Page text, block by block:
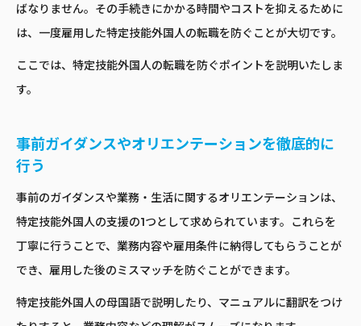
ばなりません。その手続きにかかる時間やコストを抑えるために
は、一度雇用した特定技能外国人の転職を防ぐことが大切です。
ここでは、特定技能外国人の転職を防ぐポイントを説明いたしま
す。
事前ガイダンスやオリエンテーションを徹底的に
行う
事前のガイダンスや業務・生活に関するオリエンテーションは、
特定技能外国人の支援の1つとして求められています。これらを
丁寧に行うことで、業務内容や雇用条件に納得してもらうことが
でき、雇用した後のミスマッチを防ぐことができます。
特定技能外国人の母国語で説明したり、マニュアルに翻訳をつけ